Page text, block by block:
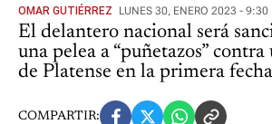
OMAR GUTIÉRREZ LUNES 30, ENERO 2023 - 9:30
El delantero nacional será
una pelea a “puñetazos”
de Platense en la primera
COMPARTIR: